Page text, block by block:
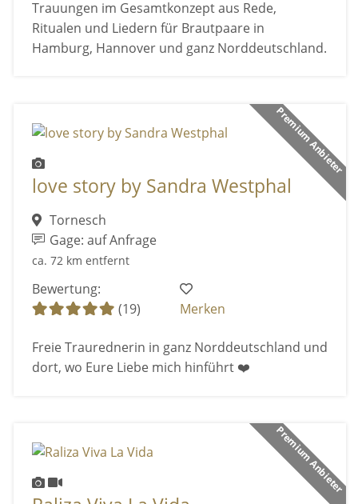
Trauungen im Gesamtkonzept aus Rede,
Ritualen und Liedern für Brautpaare in
Hamburg, Hannover und ganz Norddeutschland.
Premium Anbieter
love story by Sandra Westphal
Tornesch
Gage: auf Anfrage
ca. 72 km entfernt
Bewertung:
(19)
Merken
Freie Traurednerin in ganz Norddeutschland und
dort, wo Eure Liebe mich hinführt ❤️
Premium Anbieter